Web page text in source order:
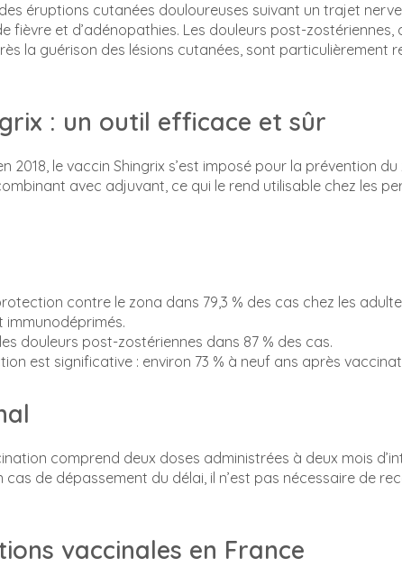
éruptions cutanées douloureuses suivant un trajet
fièvre et d’adénopathies. Les douleurs post-zostériennes,
la guérison des lésions cutanées, sont particulièrement
: un outil efficace et sûr
2018, le vaccin Shingrix s’est imposé pour la prévention du
avec adjuvant, ce qui le rend utilisable chez les
contre le zona dans 79,3 % des cas chez les
douleurs post-zostériennes dans 87 % des cas.
est significative : environ 73 % à neuf ans après
comprend deux doses administrées à deux mois
cas de dépassement du délai, il n’est pas nécessaire de
vaccinales en France